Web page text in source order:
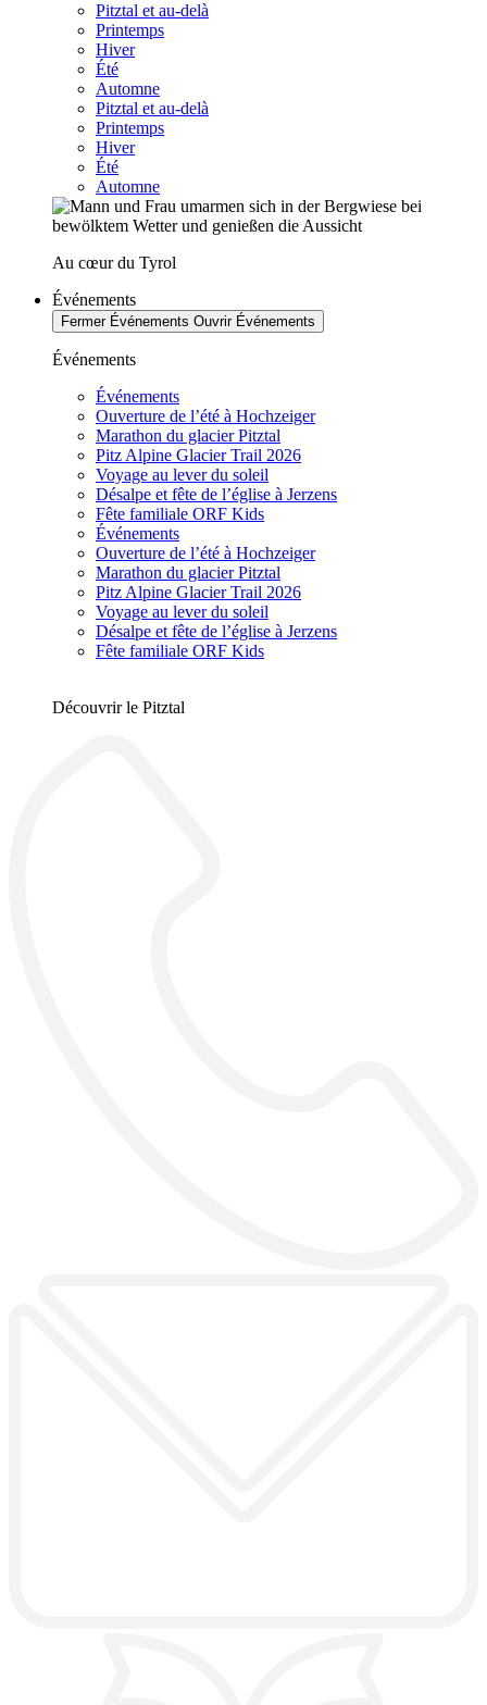
Pitztal et au-delà
Printemps
Hiver
Été
Automne
Pitztal et au-delà
Printemps
Hiver
Été
Automne
Au cœur du Tyrol
Événements
Fermer Événements Ouvrir Événements
Événements
Événements
Ouverture de l’été à Hochzeiger
Marathon du glacier Pitztal
Pitz Alpine Glacier Trail 2026
Voyage au lever du soleil
Désalpe et fête de l’église à Jerzens
Fête familiale ORF Kids
Événements
Ouverture de l’été à Hochzeiger
Marathon du glacier Pitztal
Pitz Alpine Glacier Trail 2026
Voyage au lever du soleil
Désalpe et fête de l’église à Jerzens
Fête familiale ORF Kids
Découvrir le Pitztal